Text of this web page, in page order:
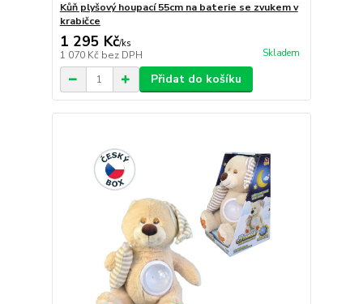
Kůň plyšový houpací 55cm na baterie se zvukem v
krabičce
1 295 Kč/ks
1 070 Kč bez DPH Skladem
Přidat do košíku